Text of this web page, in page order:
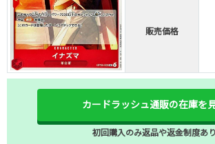
販売価格
カードラッシュ通販の在庫を
初回購入のみ返品や返金制度あり